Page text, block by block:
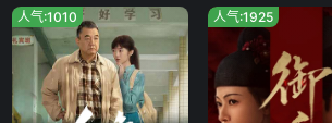
人气:1010 人气:1925